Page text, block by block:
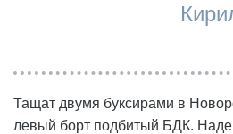
Тащат двумя буксирами в
левый борт подбитый БДК.